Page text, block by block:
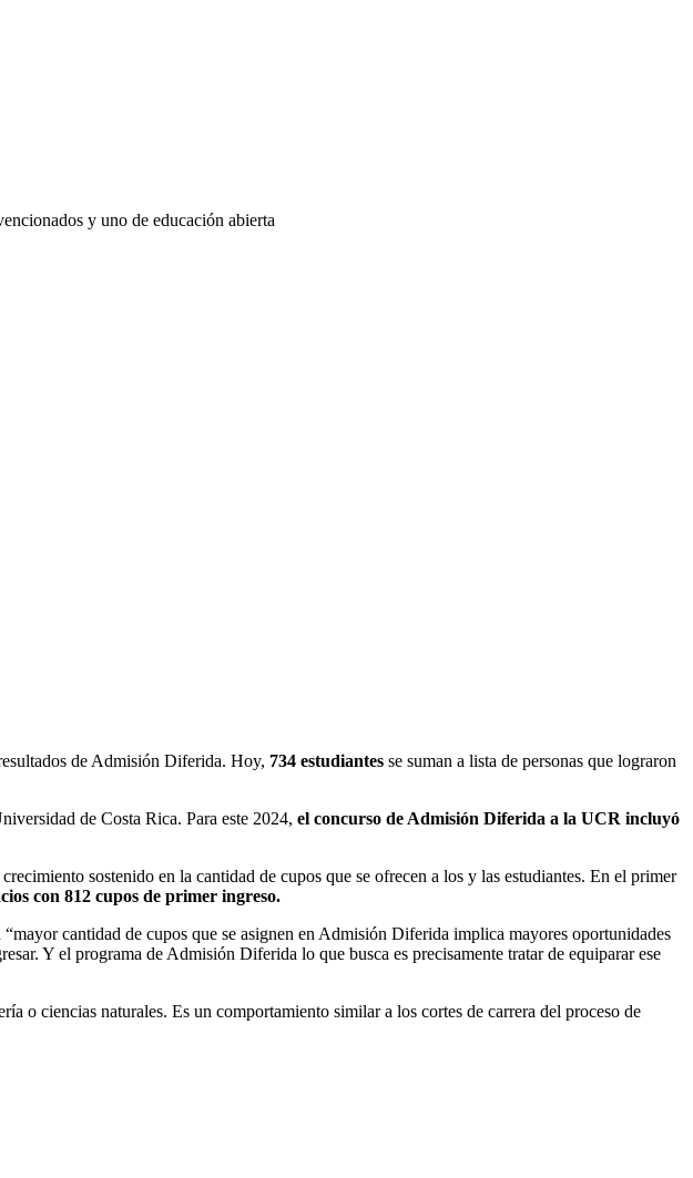
y uno de educación abierta
de Admisión Diferida. Hoy, 734 estudiantes se suman a lista de personas que lograron
de Costa Rica. Para este 2024, el concurso de Admisión Diferida a la UCR incluyó
sostenido en la cantidad de cupos que se ofrecen a los y las estudiantes. En el primer
con 812 cupos de primer ingreso.
cantidad de cupos que se asignen en Admisión Diferida implica mayores oportunidades
Y el programa de Admisión Diferida lo que busca es precisamente tratar de equiparar ese
o ciencias naturales. Es un comportamiento similar a los cortes de carrera del proceso de